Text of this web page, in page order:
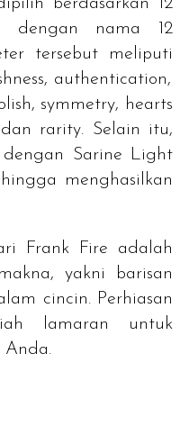
berdasarkan 12
dengan nama
12
tersebut meliputi
authentication,
symmetry, hearts
rarity. Selain itu,
Sarine Light
menghasilkan
Frank Fire adalah
yakni barisan
cincin. Perhiasan
lamaran untuk
Anda.